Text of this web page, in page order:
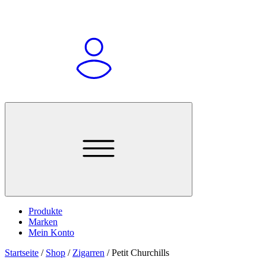
Produkte
Marken
Mein Konto
Startseite / Shop / Zigarren /Petit Churchills